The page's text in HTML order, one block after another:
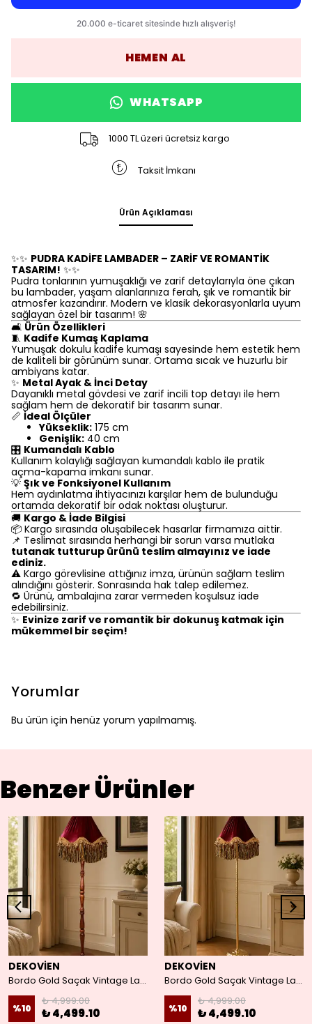
HEMEN AL
WHATSAPP
1000 TL üzeri ücretsiz kargo
Taksit İmkanı
Ürün Açıklaması
✨✨ PUDRA KADİFE LAMBADER – ZARİF VE ROMANTİK
TASARIM! ✨✨
Pudra tonlarının yumuşaklığı ve zarif detaylarıyla öne çıkan
bu lambader, yaşam alanlarınıza ferah, şık ve romantik bir
atmosfer kazandırır. Modern ve klasik dekorasyonlarla uyum
sağlayan özel bir tasarım! 🌸
🛋️ Ürün Özellikleri
🧵 Kadife Kumaş Kaplama
Yumuşak dokulu kadife kumaşı sayesinde hem estetik hem
de kaliteli bir görünüm sunar. Ortama sıcak ve huzurlu bir
ambiyans katar.
✨ Metal Ayak & İnci Detay
Dayanıklı metal gövdesi ve zarif incili top detayı ile hem
sağlam hem de dekoratif bir tasarım sunar.
📏 İdeal Ölçüler
Yükseklik: 175 cm
Genişlik: 40 cm
🎛️ Kumandalı Kablo
Kullanım kolaylığı sağlayan kumandalı kablo ile pratik
açma-kapama imkanı sunar.
💡 Şık ve Fonksiyonel Kullanım
Hem aydınlatma ihtiyacınızı karşılar hem de bulunduğu
ortamda dekoratif bir odak noktası oluşturur.
🚚 Kargo & İade Bilgisi
📦 Kargo sırasında oluşabilecek hasarlar firmamıza aittir.
📌 Teslimat sırasında herhangi bir sorun varsa mutlaka
tutanak tutturup ürünü teslim almayınız ve iade
ediniz.
⚠️ Kargo görevlisine attığınız imza, ürünün sağlam teslim
alındığını gösterir. Sonrasında hak talep edilemez.
🔁 Ürünü, ambalajına zarar vermeden koşulsuz iade
edebilirsiniz.
✨ Evinize zarif ve romantik bir dokunuş katmak için
mükemmel bir seçim!
Yorumlar
Bu ürün için henüz yorum yapılmamış.
Benzer Ürünler
DEKOVİEN
Bordo Gold Saçak Vintage Lambader Kumaş Kaplama Kahverengi Ahşap Ayak
%10
₺ 4,999.00
₺ 4,499.10
DEKOVİEN
Bordo Gold Saçak Vintage Lambader Kumaş Kaplama Gold Metal Ayak
%10
₺ 4,999.00
₺ 4,499.10